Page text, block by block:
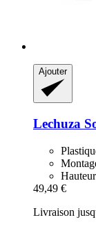
Ajouter
Lechuza
49,49 €
Livraison